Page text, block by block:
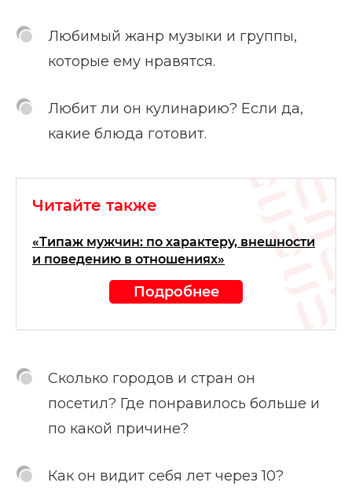
Любимый жанр музыки и группы,
которые ему нравятся.
Любит ли он кулинарию? Если да,
какие блюда готовит.
Читайте также
«Типаж мужчин: по характеру, внешности
и поведению в отношениях»
Подробнее
Сколько городов и стран он
посетил? Где понравилось больше и
по какой причине?
Как он видит себя лет через 10?